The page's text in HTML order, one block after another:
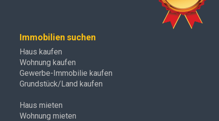
Immobilien suchen
Haus kaufen
Wohnung kaufen
Gewerbe-Immobilie kaufen
Grundstück/Land kaufen
Haus mieten
Wohnung mieten